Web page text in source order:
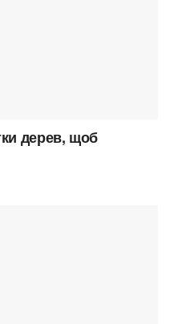
дерев, щоб